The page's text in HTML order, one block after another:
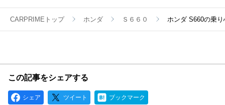
CARPRIMEトップ ホンダ Ｓ６６０ ホンダ S660の乗
この記事をシェアする
シェア ツイート ブックマーク